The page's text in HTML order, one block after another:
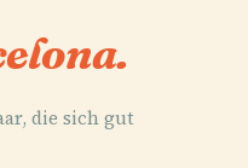
die sich gut